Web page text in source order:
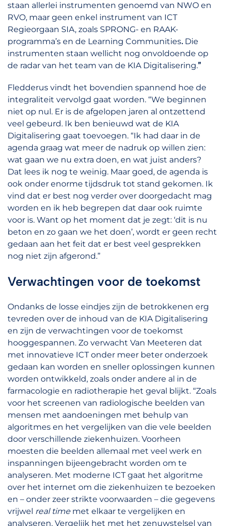
staan allerlei instrumenten genoemd van NWO en
RVO, maar geen enkel instrument van ICT
Regieorgaan SIA, zoals SPRONG- en RAAK-
programma’s en de Learning Communities.Die
instrumenten staan wellicht nog onvoldoende op
de radar van het team van de KIA Digitalisering.”
Fledderus vindt het bovendien spannend hoe de
integraliteit vervolgd gaat worden. “We beginnen
niet op nul. Er is de afgelopen jaren al ontzettend
veel gebeurd. Ik ben benieuwd wat de KIA
Digitalisering gaat toevoegen. “Ik had daar in de
agenda graag wat meer de nadruk op willen zien:
wat gaan we nu extra doen, en wat juist anders?
Dat lees ik nog te weinig. Maar goed, de agenda is
ook onder enorme tijdsdruk tot stand gekomen. Ik
vind dat er best nog verder over doorgedacht mag
worden en ik heb begrepen dat daar ook ruimte
voor is. Want op het moment dat je zegt: ‘dit is nu
beton en zo gaan we het doen’, wordt er geen recht
gedaan aan het feit dat er best veel gesprekken
nog niet zijn afgerond.”
Verwachtingen voor de toekomst
Ondanks de losse eindjes zijn de betrokkenen erg
tevreden over de inhoud van de KIA Digitalisering
en zijn de verwachtingen voor de toekomst
hooggespannen. Zo verwacht Van Meeteren dat
met innovatieve ICT onder meer beter onderzoek
gedaan kan worden en sneller oplossingen kunnen
worden ontwikkeld, zoals onder andere al in de
farmacologie en radiotherapie het geval blijkt. “Zoals
voor het screenen van radiologische beelden van
mensen met aandoeningen met behulp van
algoritmes en het vergelijken van die vele beelden
door verschillende ziekenhuizen. Voorheen
moesten die beelden allemaal met veel werk en
inspanningen bijeengebracht worden om te
analyseren. Met moderne ICT gaat het algoritme
over het internet om die ziekenhuizen te bezoeken
en – onder zeer strikte voorwaarden – die gegevens
vrijwel real timemet elkaar te vergelijken en
analyseren. Vergelijk het met het zenuwstelsel van